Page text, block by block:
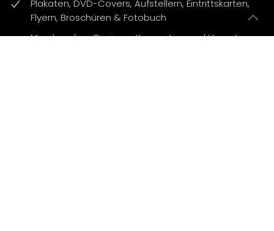
Plakaten, DVD-Covers, Aufstellern, Eintrittskarten,
Flyern, Broschüren & Fotobuch
Merchandise-Design – Konzeption und Umsetzung